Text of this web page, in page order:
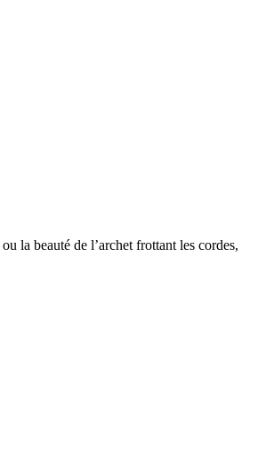
la beauté de l’archet frottant les cordes,